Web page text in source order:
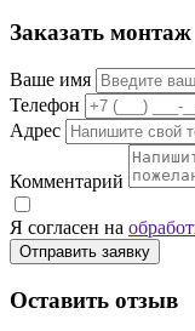
Заказать монтаж
Ваше имя
Телефон
Адрес
Комментарий
Я согласен на
Отправить заявку
Оставить отзыв